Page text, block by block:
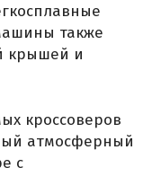
также
крышей и
кроссоверов
атмосферный
с